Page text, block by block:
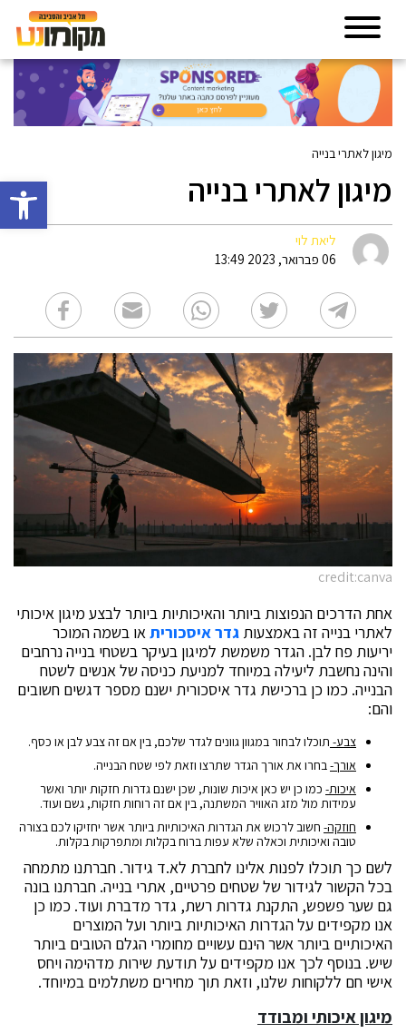
פתח
מיגון לאתרי בנייה
מיגון לאתרי בנייה
ליאת לוי
06 פברואר, 2023 13:49
credit:canva
אחת הדרכים הנפוצות ביותר והאיכותיות ביותר לבצע מיגון איכותי
לאתרי בנייה זה באמצעות גדר איסכוריתאו בשמה המוכר
יריעות פח לבן. הגדר משמשת למיגון בעיקר בשטחי בנייה נרחבים
והינה נחשבת ליעילה במיוחד למניעת כניסה של אנשים לשטח
הבנייה. כמו כן ברכישת גדר איסכורית ישנם מספר דגשים חשובים
והם:
צבע- תוכלו לבחור במגוון גוונים לגדר שלכם, בין אם זה צבע לבן או כסף.
אורך- בחרו את אורך הגדר שתרצו וזאת לפי שטח הבנייה.
איכות- כמו כן יש כאן איכות שונות, שכן ישנם גדרות חזקות יותר ואשר
עמידות מול מזג האוויר המשתנה, בין אם זה רוחות חזקות, גשם ועוד.
חוזקה- חשוב לרכוש את הגדרות האיכותיות ביותר אשר יחזיקו לכם בצורה
טובה ואיכותית וכאלה שלא עפות ברוח בקלות ומתפרקות בקלות.
לשם כך תוכלו לפנות אלינו לחברת לא.ד גידור. חברתנו מתמחה
בכל הקשור לגידור של שטחים פרטיים, אתרי בנייה. חברתנו בונה
גם שער פשפש, התקנת גדרות רשת, גדר מדברת ועוד. כמו כן
אנו מקפידים על הגדרות האיכותיות ביותר ועל המוצרים
האיכותיים ביותר אשר הינם עשויים מחומרי הגלם הטובים ביותר
שיש. בנוסף לכך אנו מקפידים על תודעת שירות מדהימה ויחס
אישי חם ללקוחות שלנו, וזאת תוך מחירים משתלמים במיוחד.
מיגון איכותי ומבודד